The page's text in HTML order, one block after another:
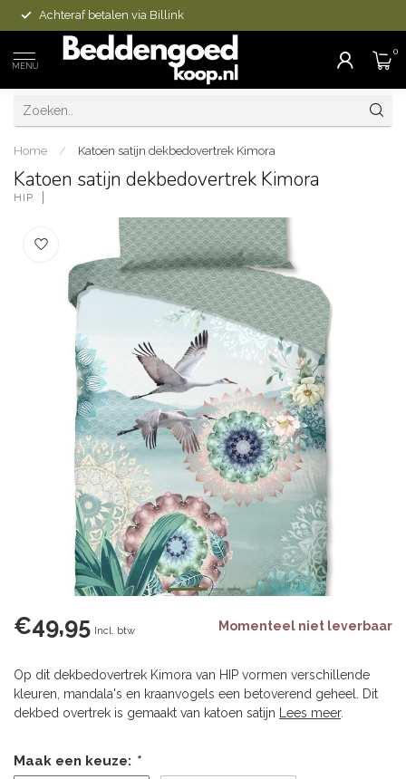
Achteraf betalen via Billink
MENU
0
Home / Katoen satijn dekbedovertrek Kimora
Katoen satijn dekbedovertrek Kimora
HIP
€49,95 Incl. btw Momenteel niet leverbaar
Op dit dekbedovertrek Kimora van HIP vormen verschillende
kleuren, mandala's en kraanvogels een betoverend geheel. Dit
dekbed overtrek is gemaakt van katoen satijn
Lees meer.
Maak een keuze: *